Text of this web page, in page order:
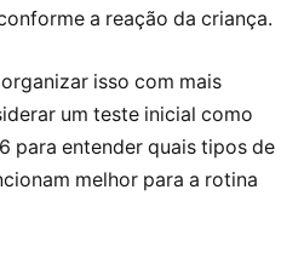
a reação da criança.
isso com mais
um teste inicial como
para entender quais tipos de
melhor para a rotina